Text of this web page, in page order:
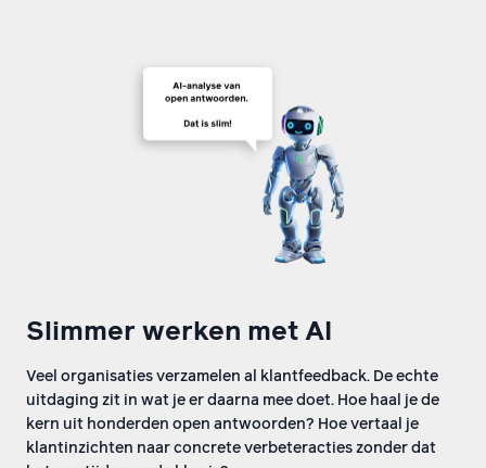
Slimmer werken met AI
Veel organisaties verzamelen al klantfeedback. De echte
uitdaging zit in wat je er daarna mee doet. Hoe haal je de
kern uit honderden open antwoorden? Hoe vertaal je
klantinzichten naar concrete verbeteracties zonder dat